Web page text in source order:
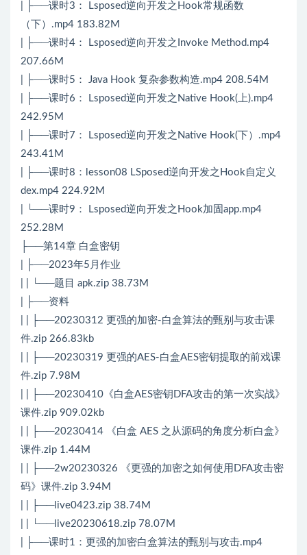
| ├──课时3： Lsposed逆向开发之Hook常规函数
（下）.mp4 183.82M
| ├──课时4： Lsposed逆向开发之Invoke Method.mp4
207.66M
| ├──课时5： Java Hook 复杂参数构造.mp4 208.54M
| ├──课时6： Lsposed逆向开发之Native Hook(上).mp4
242.95M
| ├──课时7： Lsposed逆向开发之Native Hook(下）.mp4
243.41M
| ├──课时8：lesson08 LSposed逆向开发之Hook自定义
dex.mp4 224.92M
| └──课时9： Lsposed逆向开发之Hook加固app.mp4
252.28M
├──第14章 白盒密钥
| ├──2023年5月作业
| | └──题目 apk.zip 38.73M
| ├──资料
| | ├──20230312 更强的加密-白盒算法的甄别与攻击课
件.zip 266.83kb
| | ├──20230319 更强的AES-白盒AES密钥提取的前戏课
件.zip 7.98M
| | ├──20230410《白盒AES密钥DFA攻击的第一次实战》
课件.zip 909.02kb
| | ├──20230414 《白盒 AES 之从源码的角度分析白盒》
课件.zip 1.44M
| | ├──2w20230326 《更强的加密之如何使用DFA攻击密
码》课件.zip 3.94M
| | ├──live0423.zip 38.74M
| | └──live20230618.zip 78.07M
| ├──课时1：更强的加密白盒算法的甄别与攻击.mp4